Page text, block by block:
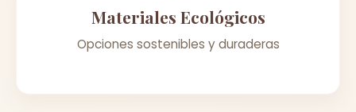
Materiales Ecológicos
Opciones sostenibles y duraderas